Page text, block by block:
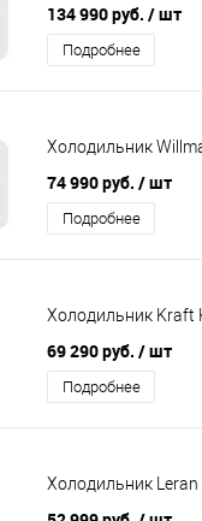
134 990 руб. / шт
Подробнее
Холодильник
74 990 руб. / шт
Подробнее
Холодильник Kraft
69 290 руб. / шт
Подробнее
Холодильник Leran